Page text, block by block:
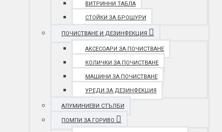
ВИТРИННИ ТАБЛА
СТОЙКИ ЗА БРОШУРИ
ПОЧИСТВАНЕ И ДЕЗИНФЕКЦИЯ
АКСЕСОАРИ ЗА ПОЧИСТВАНЕ
КОЛИЧКИ ЗА ПОЧИСТВАНЕ
МАШИНИ ЗА ПОЧИСТВАНЕ
УРЕДИ ЗА ДЕЗИНФЕКЦИЯ
АЛУМИНИЕВИ СТЪЛБИ
ПОМПИ ЗА ГОРИВО